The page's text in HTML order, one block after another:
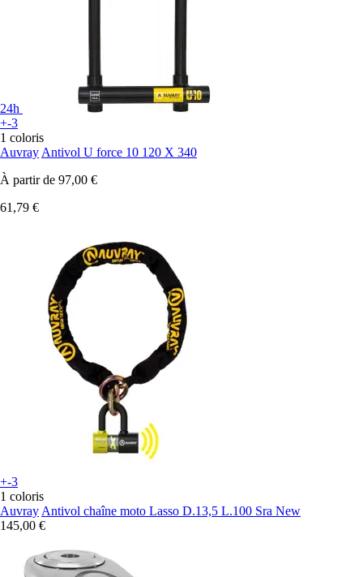
24h
+-3
1 coloris
Auvray Antivol U force 10 120 X 340
À partir de 97,00 €
61,79 €
+-3
1 coloris
Auvray Antivol chaîne moto Lasso D.13,5 L.100 Sra New
145,00 €